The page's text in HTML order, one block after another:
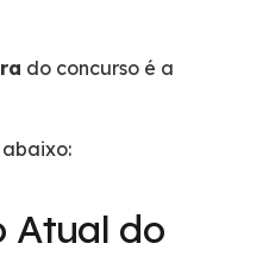
do concurso é a
Atual do